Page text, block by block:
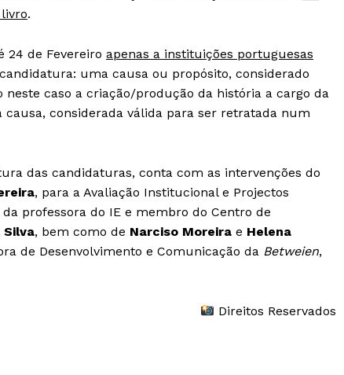
.
24 de Fevereiro apenas a instituições portuguesas
uma causa ou propósito, considerado
caso a criação/produção da história a cargo da
considerada válida para ser retratada num
das candidaturas, conta com as intervenções do
, para a Avaliação Institucional e Projectos
da professora do IE e membro do Centro de
Silva, bem como de Narciso Moreira e Helena
de Desenvolvimento e Comunicação da Betweien,
Direitos Reservados